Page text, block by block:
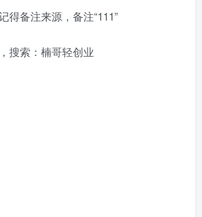
得备注来源，备注“111”
搜索：楠哥轻创业